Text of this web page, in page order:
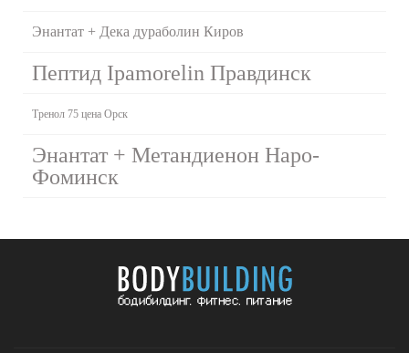
Энантат + Дека дураболин Киров
Пептид Ipamorelin Правдинск
Тренол 75 цена Орск
Энантат + Метандиенон Наро-
Фоминск